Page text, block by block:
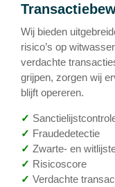
Wij bieden
risico’s op
verdachte
grijpen, zorgen wij
blijft opereren.
✓
✓ Fraudedetectie
✓ Zwarte- en
✓ Risicoscore
✓ Verdachte